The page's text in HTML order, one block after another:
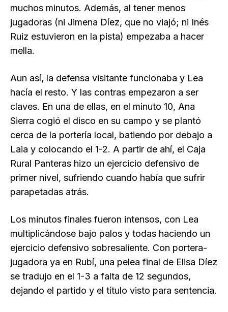
muchos minutos. Además, al tener menos
jugadoras (ni Jimena Díez, que no viajó; ni Inés
Ruiz estuvieron en la pista) empezaba a hacer
mella.
Aun así, la defensa visitante funcionaba y Lea
hacía el resto. Y las contras empezaron a ser
claves. En una de ellas, en el minuto 10, Ana
Sierra cogió el disco en su campo y se plantó
cerca de la portería local, batiendo por debajo a
Laia y colocando el 1-2. A partir de ahí, el Caja
Rural Panteras hizo un ejercicio defensivo de
primer nivel, sufriendo cuando había que sufrir
parapetadas atrás.
Los minutos finales fueron intensos, con Lea
multiplicándose bajo palos y todas haciendo un
ejercicio defensivo sobresaliente. Con portera-
jugadora ya en Rubí, una pelea final de Elisa Díez
se tradujo en el 1-3 a falta de 12 segundos,
dejando el partido y el título visto para sentencia.